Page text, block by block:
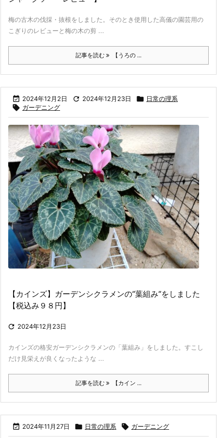
梅の古木の伐採・抜根をしました。そのとき使用した高儀の園芸用の
こぎりのレビューと梅の木の剪 ...
記事を読む 【うろの ...
 2024年12月2日  2024年12月23日  日常の理系
 ガーデニング
【カインズ】ガーデンシクラメンの”葉組み”をしました
【税込み９８円】
 2024年12月23日
カインズの格安ガーデンシクラメンの「葉組み」をしました。すこし
だけ見栄えが良くなったような ...
記事を読む 【カイン ...
 2024年11月27日  日常の理系  ガーデニング